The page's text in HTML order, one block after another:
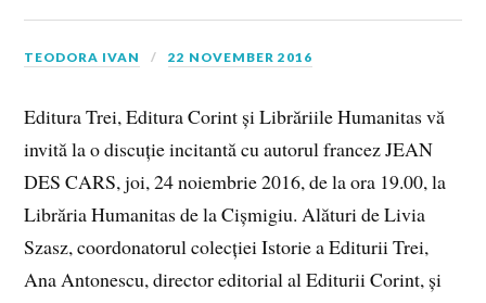
TEODORA IVAN 22 NOVEMBER 2016
Editura Trei, Editura Corint și Librăriile Humanitas vă
invită la o discuție incitantă cu autorul francez JEAN
DES CARS, joi, 24 noiembrie 2016, de la ora 19.00, la
Librăria Humanitas de la Cișmigiu. Alături de Livia
Szasz, coordonatorul colecției Istorie a Editurii Trei,
Ana Antonescu, director editorial al Editurii Corint, și